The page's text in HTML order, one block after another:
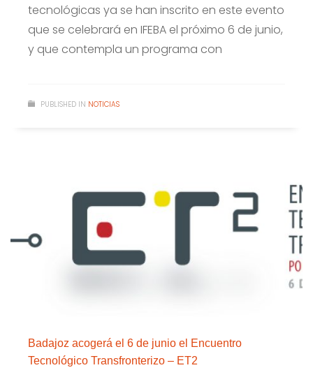
tecnológicas ya se han inscrito en este evento
que se celebrará en IFEBA el próximo 6 de junio,
y que contempla un programa con
PUBLISHED IN NOTICIAS
Badajoz acogerá el 6 de junio el Encuentro
Tecnológico Transfronterizo – ET2